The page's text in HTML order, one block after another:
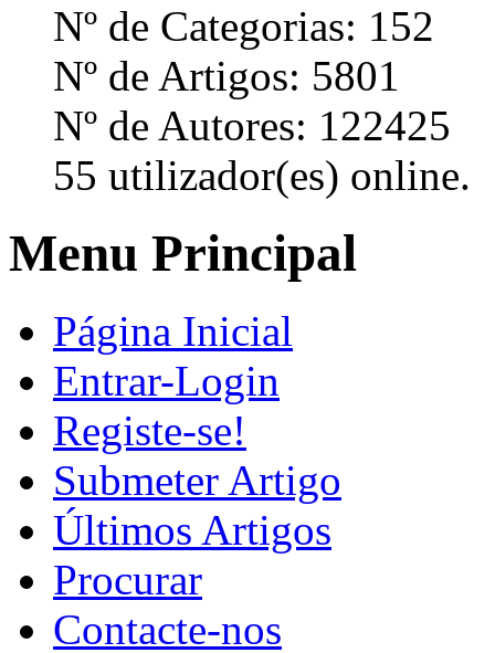
Nº de Categorias: 152
Nº de Artigos: 5801
Nº de Autores: 122425
55 utilizador(es) online.
Menu Principal
Página Inicial
Entrar-Login
Registe-se!
Submeter Artigo
Últimos Artigos
Procurar
Contacte-nos